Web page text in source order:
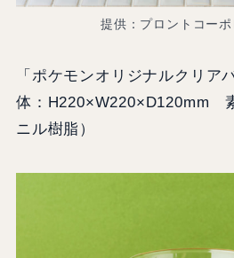
提供：プロントコー
「ポケモンオリジナルクリア
体：H220×W220×D120mm
ニル樹脂）